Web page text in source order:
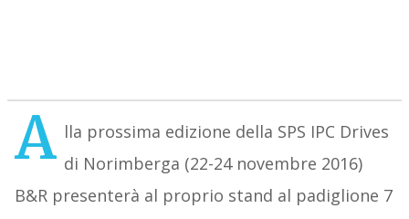
A lla prossima edizione della SPS IPC Drives
di Norimberga (22-24 novembre 2016)
B&R presenterà al proprio stand al padiglione 7